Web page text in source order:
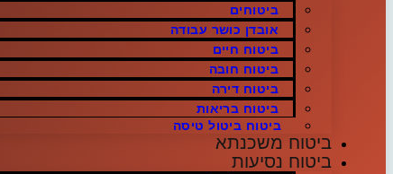
ביטוחים
אובדן כושר עבודה
ביטוח חיים
ביטוח חובה
ביטוח דירה
ביטוח בריאות
ביטוח ביטול טיסה
ביטוח משכנתא
ביטוח נסיעות